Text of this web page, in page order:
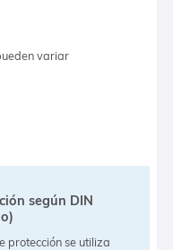
variar
según DIN
protección se utiliza